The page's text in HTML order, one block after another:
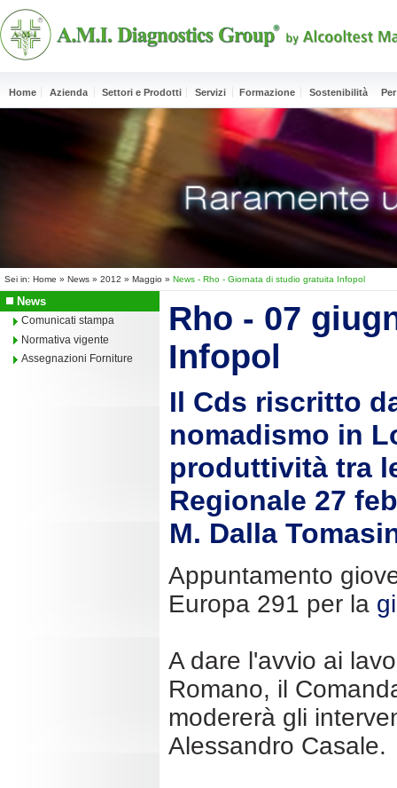
Home Azienda Settori e Prodotti Servizi Formazione Sostenibilità
Sei in: Home » News » 2012 » Maggio » News - Rho - Giornata di studio gratuita Infopol
News
Comunicati stampa
Normativa vigente
Assegnazioni Forniture
Rho - 07
Infopol
Il Cds riscritto
nomadismo in
produttività tra
Regionale 27
M. Dalla
Appuntamento
Europa 291 per la
A dare l'avvio ai
Romano, il
modererà gli
Alessandro Casale.